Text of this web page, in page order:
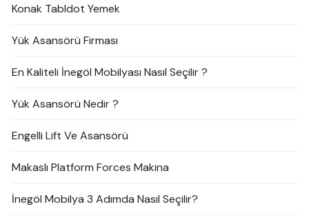
Konak Tabldot Yemek
Yük Asansörü Firması
En Kaliteli İnegöl Mobilyası Nasıl Seçilir ?
Yük Asansörü Nedir ?
Engelli Lift Ve Asansörü
Makaslı Platform Forces Makina
İnegöl Mobilya 3 Adımda Nasıl Seçilir?